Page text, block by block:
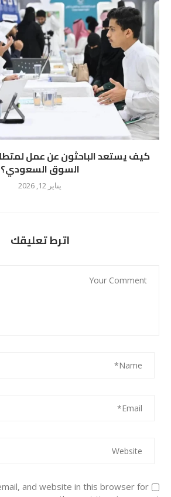
كيف يستعد الباحثون عن عمل
السوق السعودي؟
يناير 12, 2026
اترط تعليقك
and website in this browser for